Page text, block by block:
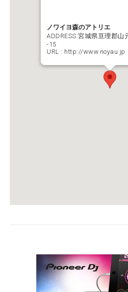
ノワイヨ森のアトリエ
ADDRESS:宮城県亘理郡山
-15
URL : http://www.noyau.jp